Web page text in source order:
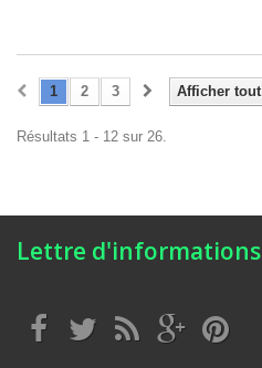
Afficher tout
1 2 3
Résultats 1 - 12 sur 26.
Lettre d'informations